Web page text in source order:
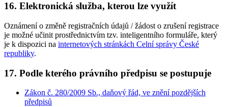
16. Elektronická služba, kterou lze využít
Oznámení o změně registračních údajů / žádost o zrušení registrace
je možné učinit prostřednictvím tzv. inteligentního formuláře, který
je k dispozici na internetových stránkách Celní správy České
republiky.
17. Podle kterého právního předpisu se postupuje
Zákon č. 280/2009 Sb., daňový řád, ve znění pozdějších
předpisů